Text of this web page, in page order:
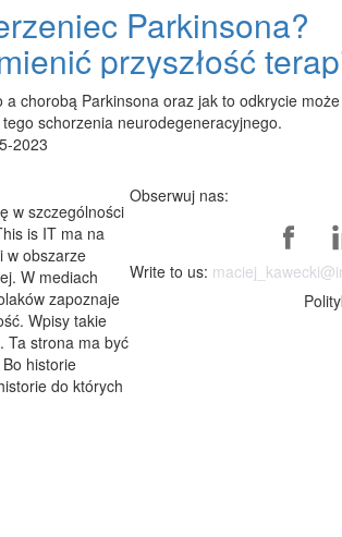
Parkinsona?
przyszłość
chorobą Parkinsona oraz jak to odkrycie może
schorzenia neurodegeneracyjnego.
2023
w szczególności
is IT ma na
w obszarze
W mediach
zapoznaje
Wpisy takie
Ta strona ma być
historie
do których
Obserwuj nas:
Write to us: